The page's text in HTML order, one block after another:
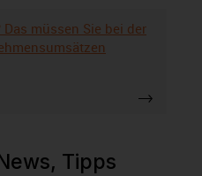
müssen Sie bei der
Tipps